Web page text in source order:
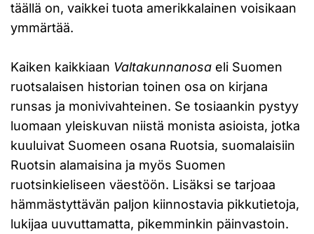
täällä on, vaikkei tuota amerikkalainen voisikaan
ymmärtää.
Kaiken kaikkiaan Valtakunnanosa eli Suomen
ruotsalaisen historian toinen osa on kirjana
runsas ja monivivahteinen. Se tosiaankin pystyy
luomaan yleiskuvan niistä monista asioista, jotka
kuuluivat Suomeen osana Ruotsia, suomalaisiin
Ruotsin alamaisina ja myös Suomen
ruotsinkieliseen väestöön. Lisäksi se tarjoaa
hämmästyttävän paljon kiinnostavia pikkutietoja,
lukijaa uuvuttamatta, pikemminkin päinvastoin.